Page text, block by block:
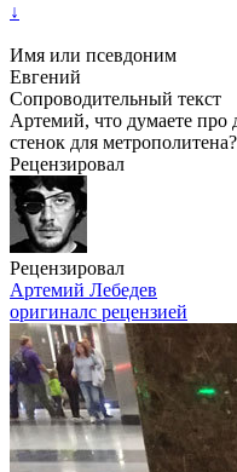
↓
Имя или псевдоним
Евгений
Сопроводительный текст
Артемий, что думаете про
стенок для метрополитена?
Рецензировал
Рецензировал
Артемий Лебедев
оригиналс рецензией